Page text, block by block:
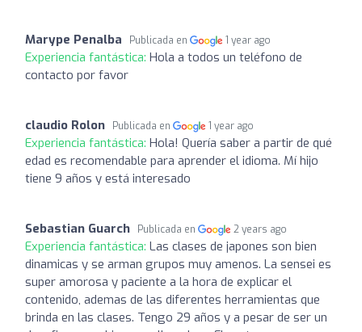
Marype Penalba Publicada en 1 year ago
Experiencia fantástica: Hola a todos un teléfono de
contacto por favor
claudio Rolon Publicada en 1 year ago
Experiencia fantástica: Hola! Quería saber a partir de qué
edad es recomendable para aprender el idioma. Mí hijo
tiene 9 años y está interesado
Sebastian Guarch Publicada en 2 years ago
Experiencia fantástica: Las clases de japones son bien
dinamicas y se arman grupos muy amenos. La sensei es
super amorosa y paciente a la hora de explicar el
contenido, ademas de las diferentes herramientas que
brinda en las clases. Tengo 29 años y a pesar de ser un